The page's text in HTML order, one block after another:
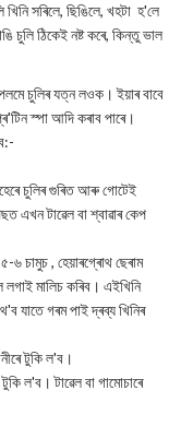
সৰিলে, ছিঙিলে, খহটা হ'লে
চুলি ঠিকেই নষ্ট কৰে, কিন্তু ভাল
চুলিৰ যত্ন লওক। ইয়াৰ বাবে
স্পা আদি কৰাব পাৰে।
চুলিৰ গুৰিত আৰু গোটেই
এখন টাৱেল বা শ্বাৱাৰ কেপ
চামুচ , হেয়াৰগ্ৰোথ ছেৰাম
মালিচ কৰিব। এইখিনি
যাতে গৰম পাই দ্ৰব্য খিনিৰ
টুকি ল'ব।
ল'ব। টাৱেল বা গামোচাৰে